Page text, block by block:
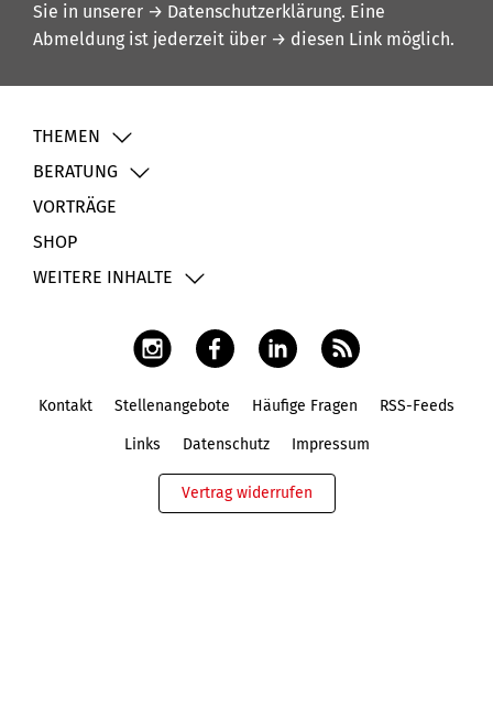
Sie in unserer → Datenschutzerklärung. Eine
Abmeldung ist jederzeit über → diesen Link möglich.
THEMEN
BERATUNG
VORTRÄGE
SHOP
WEITERE INHALTE
Kontakt Stellenangebote Häufige Fragen RSS-Feeds
Links Datenschutz Impressum
Vertrag widerrufen